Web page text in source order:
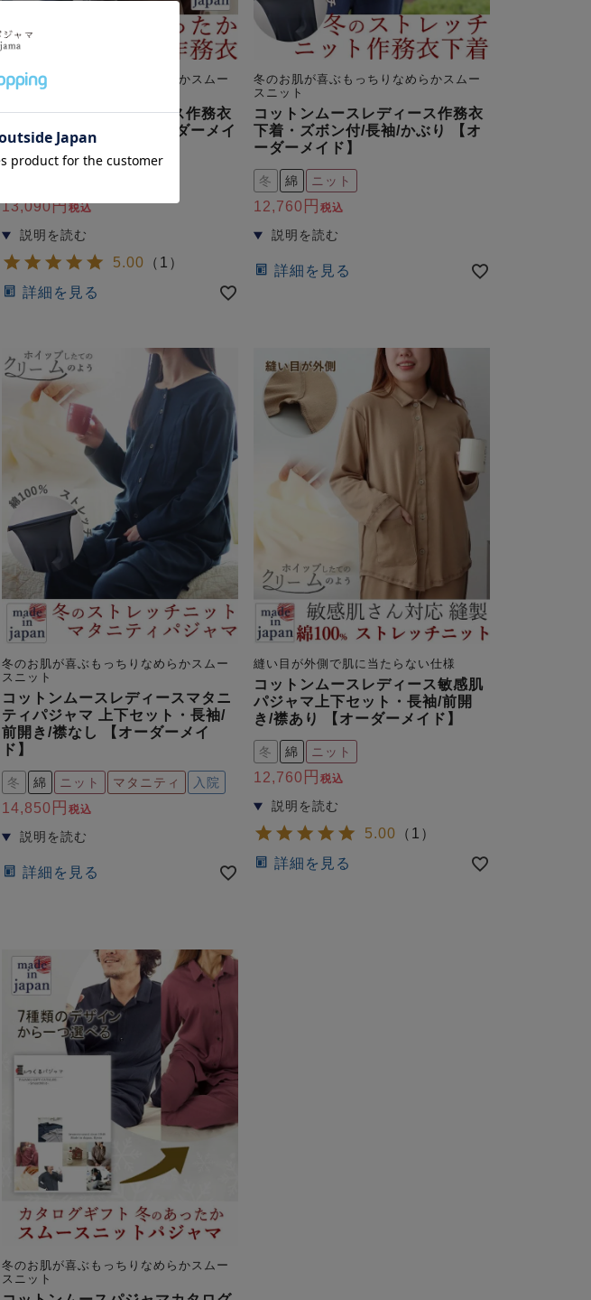
冬のお肌が喜ぶもっちりなめらかスムー
スニット
コットンムースレディース作務衣
上下セット・長袖 【オーダーメイ
ド】
13,090 税込
5.00 （ 1 ）
詳細を見る
冬のお肌が喜ぶもっちりなめらかスムー
スニット
コットンムースレディース作務衣
下着・ズボン付/長袖/かぶり 【オ
ーダーメイド】
冬 綿 ニット
12,760 税込
詳細を見る
冬のお肌が喜ぶもっちりなめらかスムー
スニット
コットンムースレディースマタニ
ティパジャマ 上下セット・長袖/
前開き/襟なし 【オーダーメイ
ド】
冬 綿 ニット マタニティ 入院
14,850 税込
詳細を見る
縫い目が外側で肌に当たらない仕様
コットンムースレディース敏感肌
パジャマ上下セット・長袖/前開
き/襟あり 【オーダーメイド】
冬 綿 ニット
12,760 税込
5.00 （ 1 ）
詳細を見る
冬のお肌が喜ぶもっちりなめらかスムー
スニット